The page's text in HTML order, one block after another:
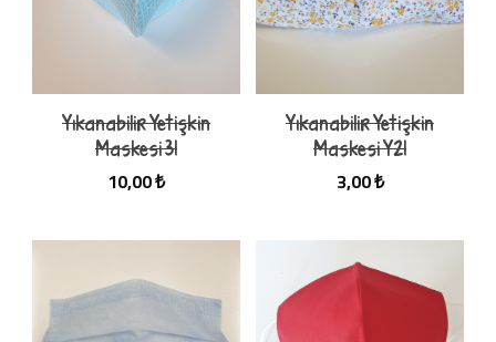
Yıkanabilir Yetişkin
Maskesi 31
10,00 ₺
Yıkanabilir Yetişkin
Maskesi Y21
3,00 ₺